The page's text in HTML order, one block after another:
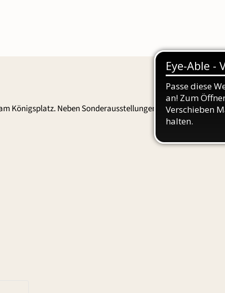
Königsplatz. Neben Sonderausstellungen und Führungen